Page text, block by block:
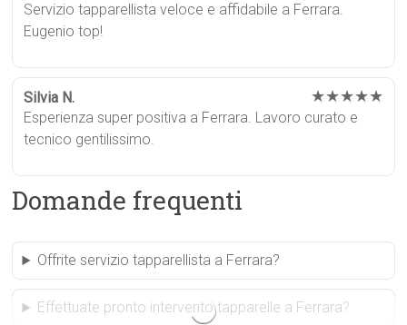
Servizio tapparellista veloce e affidabile a Ferrara.
Eugenio top!
Silvia N. ★★★★★
Esperienza super positiva a Ferrara. Lavoro curato e
tecnico gentilissimo.
Domande frequenti
Offrite servizio tapparellista a Ferrara?
Effettuate pronto intervento tapparelle a Ferrara?